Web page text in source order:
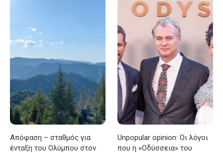
Απόφαση – σταθμός για
ένταξη του Ολύμπου στον
Unpopular opinion: Οι λόγοι
που η «Οδύσσεια» του